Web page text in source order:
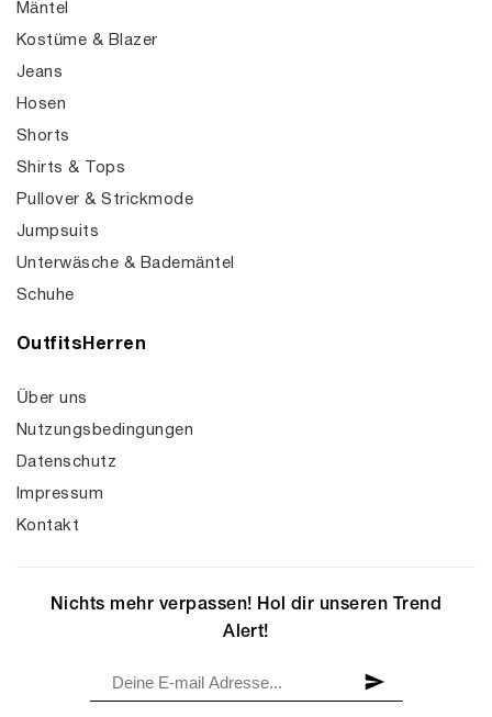
Mäntel
Kostüme & Blazer
Jeans
Hosen
Shorts
Shirts & Tops
Pullover & Strickmode
Jumpsuits
Unterwäsche & Bademäntel
Schuhe
OutfitsHerren
Über uns
Nutzungsbedingungen
Datenschutz
Impressum
Kontakt
Nichts mehr verpassen! Hol dir unseren Trend
Alert!